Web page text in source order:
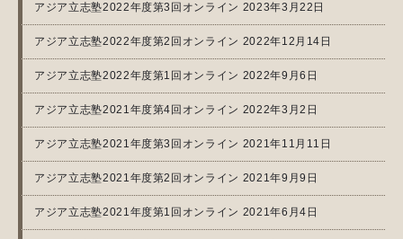
アジア立志塾2022年度第3回オンライン 2023年3月22日
アジア立志塾2022年度第2回オンライン 2022年12月14日
アジア立志塾2022年度第1回オンライン 2022年9月6日
アジア立志塾2021年度第4回オンライン 2022年3月2日
アジア立志塾2021年度第3回オンライン 2021年11月11日
アジア立志塾2021年度第2回オンライン 2021年9月9日
アジア立志塾2021年度第1回オンライン 2021年6月4日